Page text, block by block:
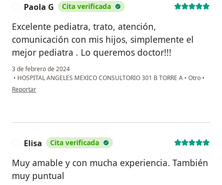
Paola G Cita verificada
Excelente pediatra, trato, atención,
comunicación con mis hijos, simplemente el
mejor pediatra . Lo queremos doctor!!!
3 de febrero de 2024
• HOSPITAL ANGELES MEXICO CONSULTORIO 301 B TORRE A • Otro •
en opinión del usuario Paola G
Reportar
Elisa Cita verificada
Muy amable y con mucha experiencia. También
muy puntual